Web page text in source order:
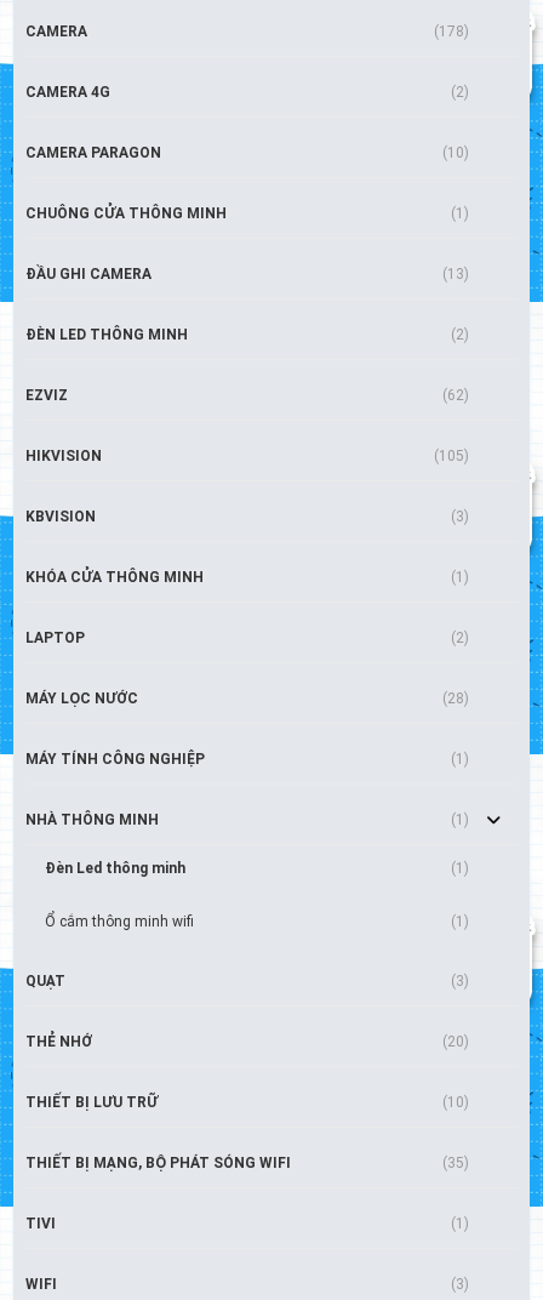
CAMERA (178)
CAMERA 4G (2)
CAMERA PARAGON (10)
CHUÔNG CỬA THÔNG MINH (1)
ĐẦU GHI CAMERA (13)
ĐÈN LED THÔNG MINH (2)
EZVIZ (62)
HIKVISION (105)
KBVISION (3)
KHÓA CỬA THÔNG MINH (1)
LAPTOP (2)
MÁY LỌC NƯỚC (28)
MÁY TÍNH CÔNG NGHIỆP (1)
NHÀ THÔNG MINH (1)
Đèn Led thông minh (1)
Ổ cắm thông minh wifi (1)
QUẠT (3)
THẺ NHỚ (20)
THIẾT BỊ LƯU TRỮ (10)
THIẾT BỊ MẠNG, BỘ PHÁT SÓNG WIFI (35)
TIVI (1)
WIFI (3)